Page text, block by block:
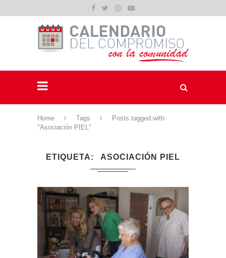
Home Tags
Posts tagged with
"Asociación PIEL"
ETIQUETA ASOCIACIÓN PIEL